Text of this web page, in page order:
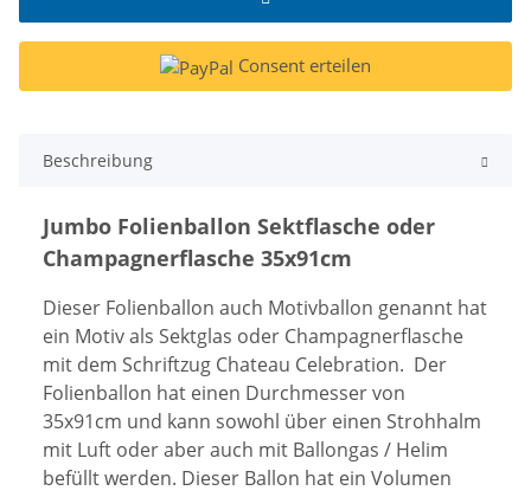
Consent erteilen
Beschreibung
Jumbo Folienballon Sektflasche oder
Champagnerflasche 35x91cm
Dieser Folienballon auch Motivballon genannt hat
ein Motiv als Sektglas oder Champagnerflasche
mit dem Schriftzug Chateau Celebration. Der
Folienballon hat einen Durchmesser von
35x91cm und kann sowohl über einen Strohhalm
mit Luft oder aber auch mit Ballongas / Helim
befüllt werden. Dieser Ballon hat ein Volumen